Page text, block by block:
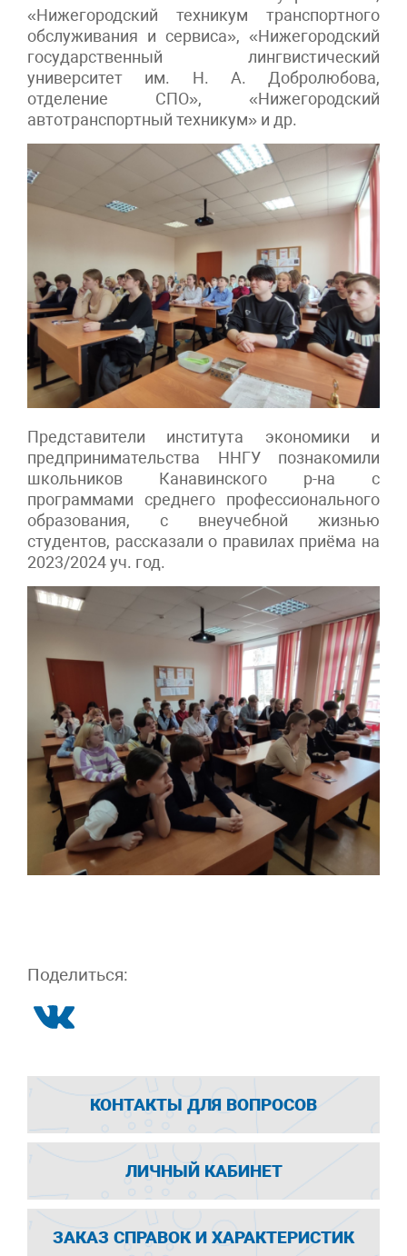
«Нижегородский техникум транспортного
обслуживания и сервиса», «Нижегородский
государственный лингвистический
университет им. Н. А. Добролюбова,
отделение СПО», «Нижегородский
автотранспортный техникум» и др.
Представители института экономики и
предпринимательства ННГУ познакомили
школьников Канавинского р-на с
программами среднего профессионального
образования, с внеучебной жизнью
студентов, рассказали о правилах приёма на
2023/2024 уч. год.
Поделиться:
КОНТАКТЫ ДЛЯ ВОПРОСОВ
ЛИЧНЫЙ КАБИНЕТ
ЗАКАЗ СПРАВОК И ХАРАКТЕРИСТИК